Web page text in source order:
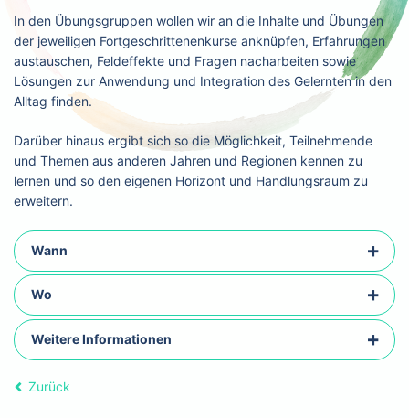
In den Übungsgruppen wollen wir an die Inhalte und Übungen
der jeweiligen Fortgeschrittenenkurse anknüpfen, Erfahrungen
austauschen, Feldeffekte und Fragen nacharbeiten sowie
Lösungen zur Anwendung und Integration des Gelernten in den
Alltag finden.
Darüber hinaus ergibt sich so die Möglichkeit, Teilnehmende
und Themen aus anderen Jahren und Regionen kennen zu
lernen und so den eigenen Horizont und Handlungsraum zu
erweitern.
Wann
Wo
Weitere Informationen
Zurück